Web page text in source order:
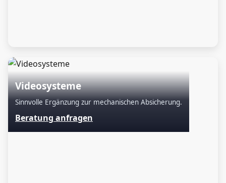
Videosysteme
Sinnvolle Ergänzung zur mechanischen Absicherung.
Beratung anfragen